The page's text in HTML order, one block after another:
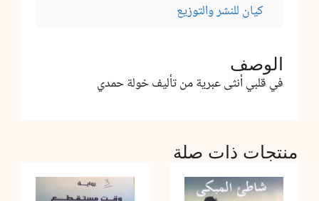
كيان للنشر والتوزيع
الوصف
في قلبي أنثى عبرية من تأليف خولة حمدي
منتجات ذات صلة